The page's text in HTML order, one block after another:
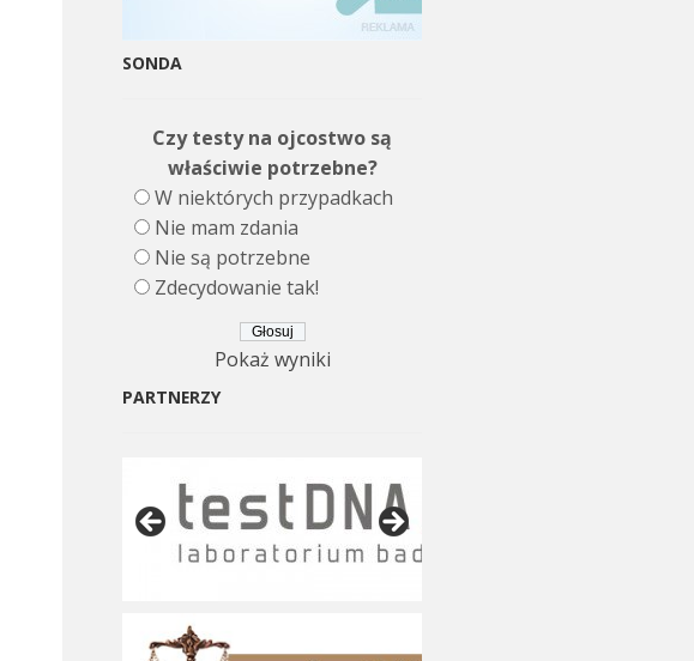
SONDA
Czy testy na ojcostwo są
właściwie potrzebne?
W niektórych przypadkach
Nie mam zdania
Nie są potrzebne
Zdecydowanie tak!
Pokaż wyniki
PARTNERZY